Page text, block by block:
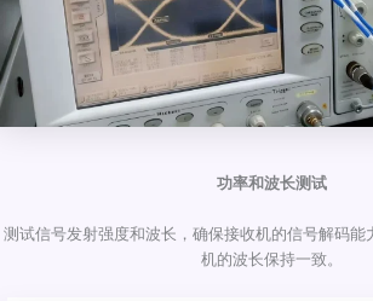
功率和波长测试
测试信号发射强度和波长，确保接收机的信号解码能
机的波长保持一致。